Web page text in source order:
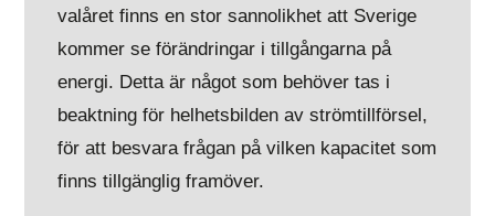
valåret finns en stor sannolikhet att Sverige
kommer se förändringar i tillgångarna på
energi. Detta är något som behöver tas i
beaktning för helhetsbilden av strömtillförsel,
för att besvara frågan på vilken kapacitet som
finns tillgänglig framöver.